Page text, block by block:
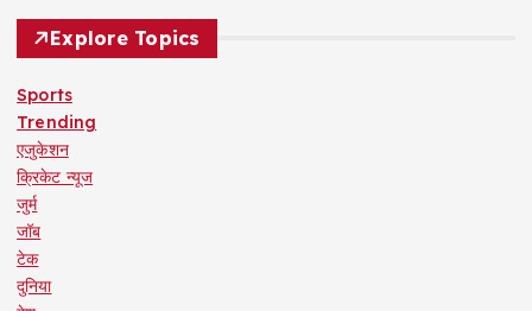
Explore Topics
Sports
Trending
एजुकेशन
क्रिकेट न्यूज
जुर्म
जॉब
टेक
दुनिया